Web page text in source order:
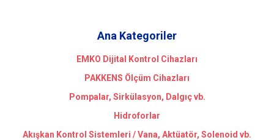
Ana Kategoriler
EMKO Dijital Kontrol Cihazları
PAKKENS Ölçüm Cihazları
Pompalar, Sirkülasyon, Dalgıç vb.
Hidroforlar
Akışkan Kontrol Sistemleri / Vana, Aktüatör, Solenoid vb.